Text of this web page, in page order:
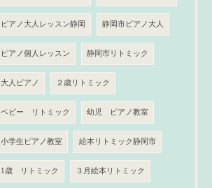
ピアノ大人レッスン静岡 静岡市ピアノ大人
ピアノ個人レッスン 静岡市リトミック
大人ピアノ ２歳リトミック
ベビー リトミック 幼児 ピアノ教室
小学生ピアノ教室 絵本リトミック静岡市
1歳 リトミック ３月絵本リトミック